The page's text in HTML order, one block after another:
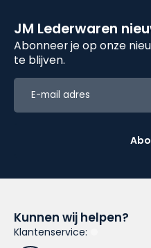
JM Lederwaren
Abonneer je op onze
te blijven.
Kunnen wij helpen?
Klantenservice: